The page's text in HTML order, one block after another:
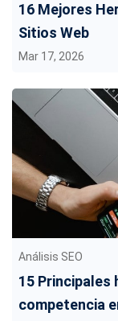
16 Mejores
Sitios Web
Mar 17, 2026
Análisis SEO
15 Principales
competencia